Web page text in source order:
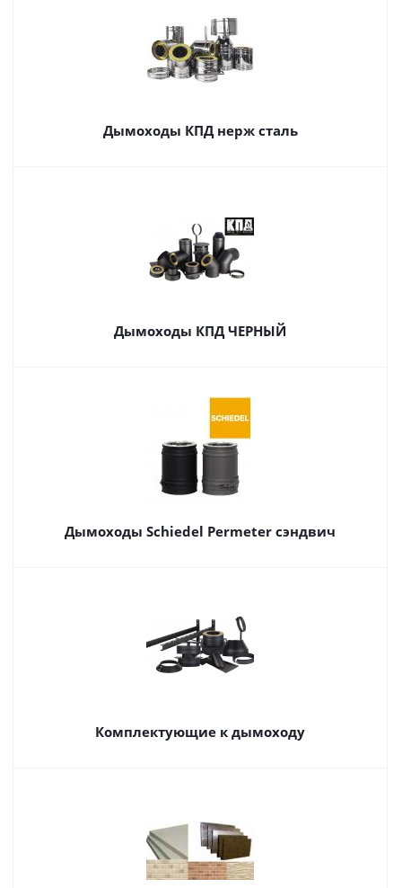
Дымоходы КПД нерж сталь
Дымоходы КПД ЧЕРНЫЙ
Дымоходы Schiedel Permeter сэндвич
Комплектующие к дымоходу